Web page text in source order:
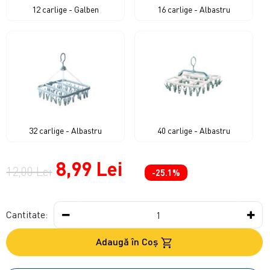
12 carlige - Galben 16 carlige - Albastru
32 carlige - Albastru 40 carlige - Albastru
12,00 Lei 8,99 Lei -25.1%
Cantitate:
Adaugă în Coş